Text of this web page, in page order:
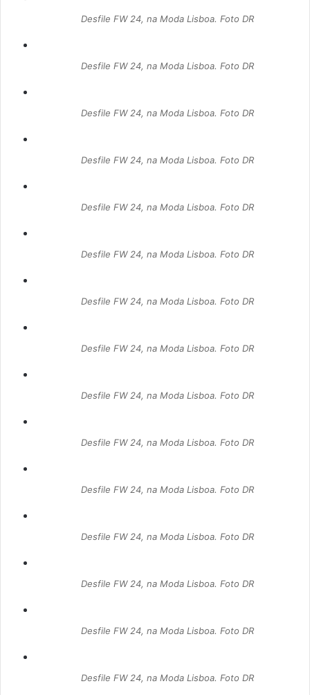
Desfile FW 24, na Moda Lisboa. Foto DR
Desfile FW 24, na Moda Lisboa. Foto DR
Desfile FW 24, na Moda Lisboa. Foto DR
Desfile FW 24, na Moda Lisboa. Foto DR
Desfile FW 24, na Moda Lisboa. Foto DR
Desfile FW 24, na Moda Lisboa. Foto DR
Desfile FW 24, na Moda Lisboa. Foto DR
Desfile FW 24, na Moda Lisboa. Foto DR
Desfile FW 24, na Moda Lisboa. Foto DR
Desfile FW 24, na Moda Lisboa. Foto DR
Desfile FW 24, na Moda Lisboa. Foto DR
Desfile FW 24, na Moda Lisboa. Foto DR
Desfile FW 24, na Moda Lisboa. Foto DR
Desfile FW 24, na Moda Lisboa. Foto DR
Desfile FW 24, na Moda Lisboa. Foto DR